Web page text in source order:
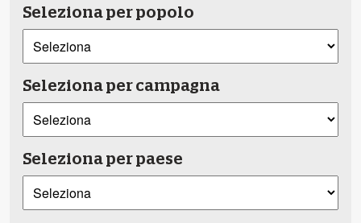
Seleziona per popolo
Seleziona per campagna
Seleziona per paese